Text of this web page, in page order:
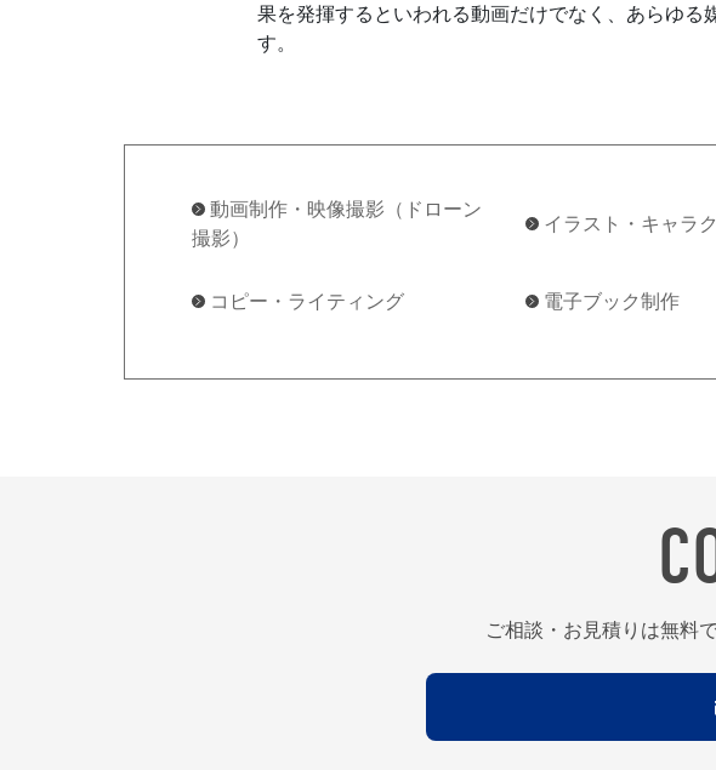
果を発揮するといわれる動画だけでなく、あらゆ
す。
動画制作・映像撮影（ドローン
撮影）
イラスト・キャラ
コピー・ライティング 電子ブック制作
ご相談・お見積りは無料